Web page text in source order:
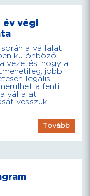
év végi
a vállalat
különböző
vezetés, hogy a
jobb
legális
a fenti
vállalat
vesszük
Tovább